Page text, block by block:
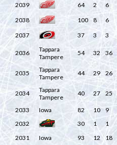
2039 64 2 6
2038
100 8 6
2037
37 3 3
2036
Tappara
Tampere
54 32 36
2035
Tappara
Tampere
44 29 26
2034
Tappara
Tampere
40 27 25
2033 Iowa 82 10 9
2032
30 1 1
2031
Iowa 93 12 18